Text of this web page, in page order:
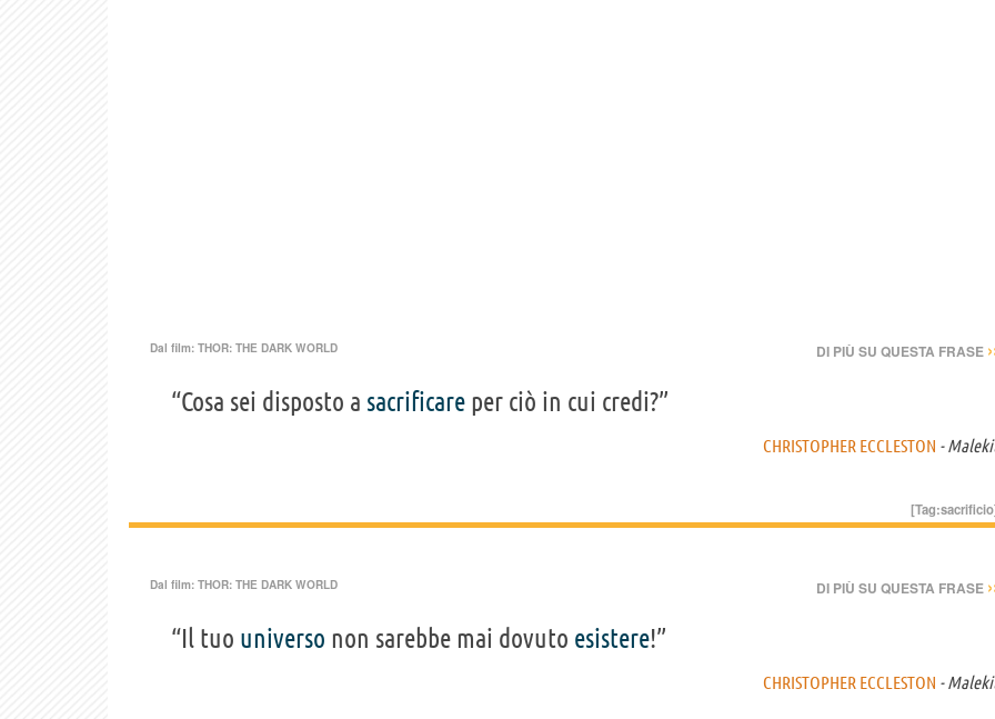
Dal film: THOR: THE DARK WORLD DI PIÙ SU QUESTA FRASE
“Cosa sei disposto a sacrificare per ciò in cui credi?”
CHRISTOPHER ECCLESTON -
[Tag:sacrificio
Dal film: THOR: THE DARK WORLD DI PIÙ SU QUESTA FRASE
“Il tuo universo non sarebbe mai dovuto esistere!”
CHRISTOPHER ECCLESTON -